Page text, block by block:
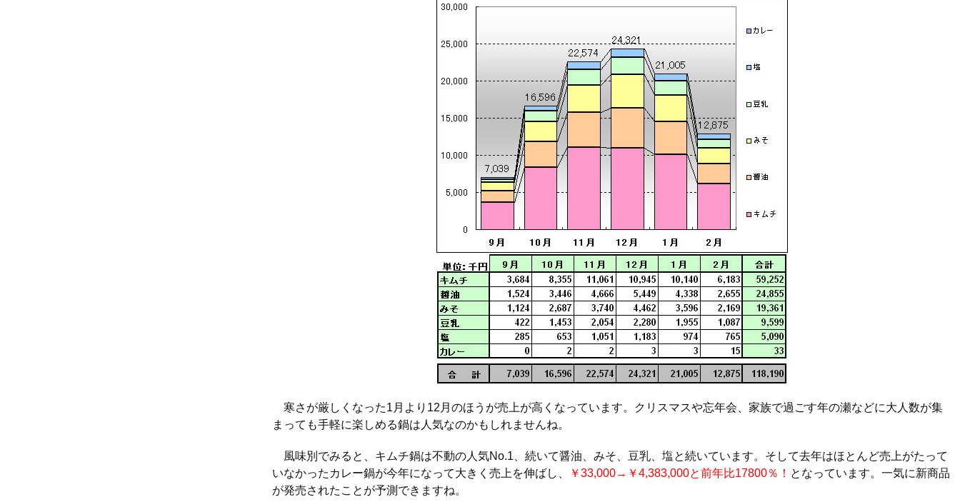
寒さが厳しくなった1月より12月のほうが売上が高くなっています。クリスマスや忘年会、家族で過ごす年の瀬などに大人数が集
まっても手軽に楽しめる鍋は人気なのかもしれませんね。
風味別でみると、キムチ鍋は不動の人気No.1、続いて醤油、みそ、豆乳、塩と続いています。そして去年はほとんど売上がたって
いなかったカレー鍋が今年になって大きく売上を伸ばし、
￥33,000→￥4,383,000と前年比17800％！ となっています。一気に新商品
が発売されたことが予測できますね。